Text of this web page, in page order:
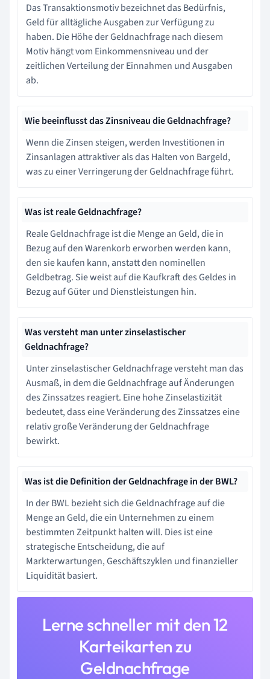
Das Transaktionsmotiv bezeichnet das Bedürfnis,
Geld für alltägliche Ausgaben zur Verfügung zu
haben. Die Höhe der Geldnachfrage nach diesem
Motiv hängt vom Einkommensniveau und der
zeitlichen Verteilung der Einnahmen und Ausgaben
ab.
Wie beeinflusst das Zinsniveau die Geldnachfrage?
Wenn die Zinsen steigen, werden Investitionen in
Zinsanlagen attraktiver als das Halten von Bargeld,
was zu einer Verringerung der Geldnachfrage führt.
Was ist reale Geldnachfrage?
Reale Geldnachfrage ist die Menge an Geld, die in
Bezug auf den Warenkorb erworben werden kann,
den sie kaufen kann, anstatt den nominellen
Geldbetrag. Sie weist auf die Kaufkraft des Geldes in
Bezug auf Güter und Dienstleistungen hin.
Was versteht man unter zinselastischer
Geldnachfrage?
Unter zinselastischer Geldnachfrage versteht man das
Ausmaß, in dem die Geldnachfrage auf Änderungen
des Zinssatzes reagiert. Eine hohe Zinselastizität
bedeutet, dass eine Veränderung des Zinssatzes eine
relativ große Veränderung der Geldnachfrage
bewirkt.
Was ist die Definition der Geldnachfrage in der BWL?
In der BWL bezieht sich die Geldnachfrage auf die
Menge an Geld, die ein Unternehmen zu einem
bestimmten Zeitpunkt halten will. Dies ist eine
strategische Entscheidung, die auf
Markterwartungen, Geschäftszyklen und finanzieller
Liquidität basiert.
Lerne schneller mit den 12
Karteikarten zu
Geldnachfrage